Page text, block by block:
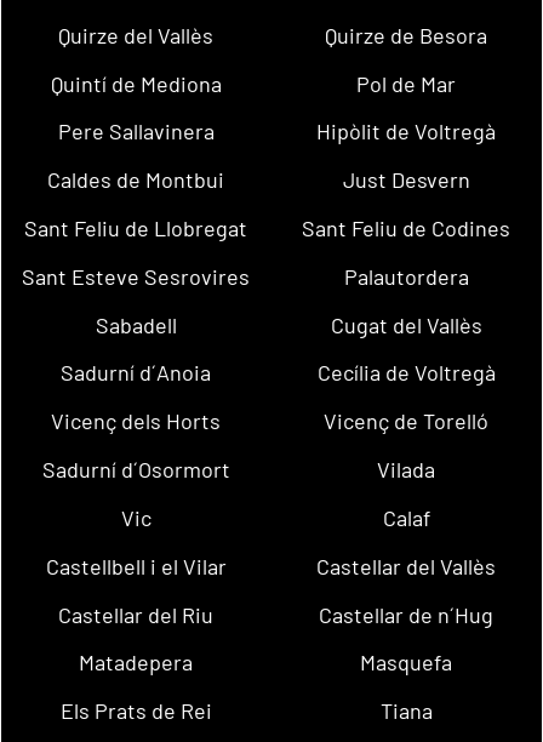
Quirze del Vallès
Quirze de Besora
Quintí de Mediona
Pol de Mar
Pere Sallavinera
Hipòlit de Voltregà
Caldes de Montbui
Just Desvern
Sant Feliu de Llobregat
Sant Feliu de Codines
Sant Esteve Sesrovires
Palautordera
Sabadell
Cugat del Vallès
Sadurní d´Anoia
Cecília de Voltregà
Vicenç dels Horts
Vicenç de Torelló
Sadurní d´Osormort
Vilada
Vic
Calaf
Castellbell i el Vilar
Castellar del Vallès
Castellar del Riu
Castellar de n´Hug
Matadepera
Masquefa
Els Prats de Rei
Tiana